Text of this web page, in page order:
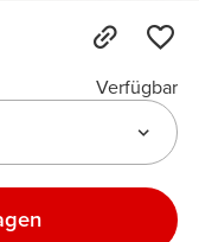
Verfügbar